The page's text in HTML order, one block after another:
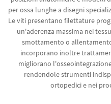
per ossa lunghe a disegni
Le viti presentano filettature
un'aderenza massima nei
smottamento o
incorporano inoltre
migliorano
rendendole strumenti
ortopedici e nei